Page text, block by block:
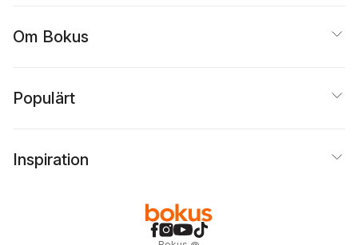
Om Bokus
Populärt
Inspiration